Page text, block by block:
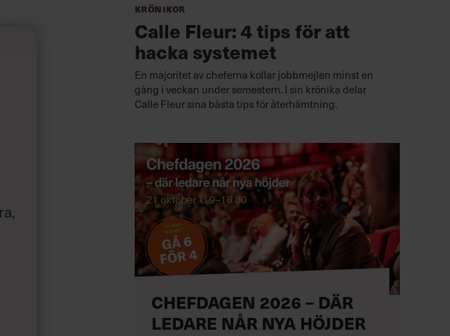
i
har
Krönikor
Calle Fleur: 4 tips för att
hacka systemet
En majoritet av cheferna kollar jobbmejlen minst en
gång i veckan under semestern. I sin krönika delar
Calle Fleur sina bästa tips för återhämtning.
CHEFDAGEN 2026 – DÄR
LEDARE NÅR NYA HÖJDER